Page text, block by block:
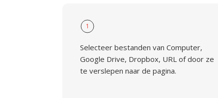
1
Selecteer bestanden van Computer,
Google Drive, Dropbox, URL of door ze
te verslepen naar de pagina.